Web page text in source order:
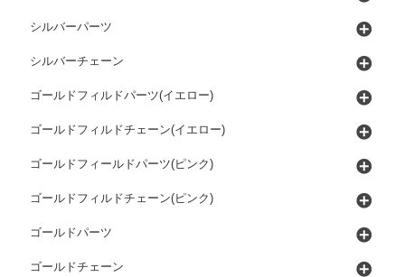
シルバーパーツ
シルバーチェーン
ゴールドフィルドパーツ(イエロー)
ゴールドフィルドチェーン(イエロー)
ゴールドフィールドパーツ(ピンク)
ゴールドフィルドチェーン(ピンク)
ゴールドパーツ
ゴールドチェーン